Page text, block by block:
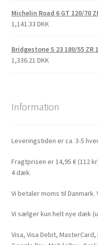
Michelin Road 6 GT 120/70
1,141.33 DKK
Bridgestone S 23 180/55 ZR
1,336.21 DKK
Information
Leveringstiden er ca. 3-5
Fragtprisen er 14,95 € (112
4 dæk.
Vi betaler moms til Danmark.
Vi sælger kun helt nye dæk
Visa, Visa Debit,